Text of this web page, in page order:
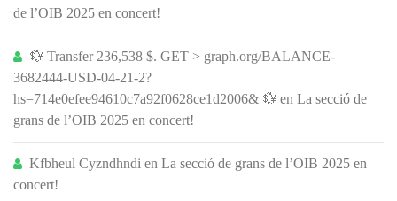
de l’OIB 2025 en concert!
💱 Transfer 236,538 $. GET > graph.org/BALANCE-
3682444-USD-04-21-2?
hs=714e0efee94610c7a92f0628ce1d2006& 💱 en La secció de
grans de l’OIB 2025 en concert!
Kfbheul Cyzndhndi en La secció de grans de l’OIB 2025 en
concert!